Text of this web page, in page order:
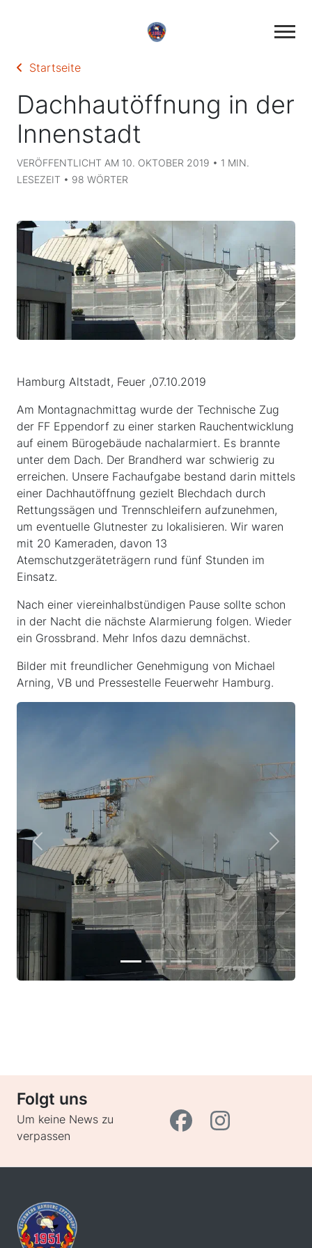
Startseite
Dachhautöffnung in der
Innenstadt
VERÖFFENTLICHT AM 10. OKTOBER 2019 • 1 MIN.
LESEZEIT • 98 WÖRTER
Hamburg Altstadt, Feuer ,07.10.2019
Am Montagnachmittag wurde der Technische Zug
der FF Eppendorf zu einer starken Rauchentwicklung
auf einem Bürogebäude nachalarmiert. Es brannte
unter dem Dach. Der Brandherd war schwierig zu
erreichen. Unsere Fachaufgabe bestand darin mittels
einer Dachhautöffnung gezielt Blechdach durch
Rettungssägen und Trennschleifern aufzunehmen,
um eventuelle Glutnester zu lokalisieren. Wir waren
mit 20 Kameraden, davon 13
Atemschutzgeräteträgern rund fünf Stunden im
Einsatz.
Nach einer viereinhalbstündigen Pause sollte schon
in der Nacht die nächste Alarmierung folgen. Wieder
ein Grossbrand. Mehr Infos dazu demnächst.
Bilder mit freundlicher Genehmigung von Michael
Arning, VB und Pressestelle Feuerwehr Hamburg.
Previous Next
Folgt uns
Um keine News zu
verpassen